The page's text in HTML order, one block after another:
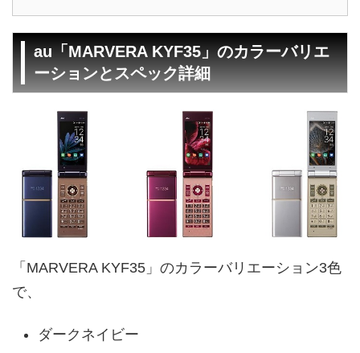
au「MARVERA KYF35」のカラーバリエ
ーションとスペック詳細
「MARVERA KYF35」のカラーバリエーション3色
で、
ダークネイビー